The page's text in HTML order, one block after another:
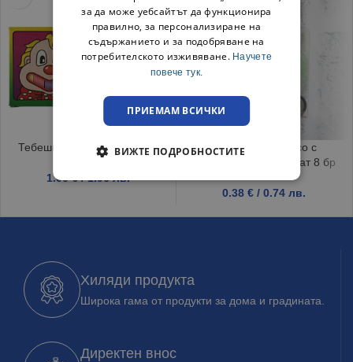
Тебешири 7 цвята Естрела
1.00€ / 1.96 лв.
Декоративно тиксо с
ленторезачка и брокат 8 бр
0.38 € / 0.74 лв.
Хиляди продукта
Широка гама от продукти за дома и градината.
Директен внос
за да може уебсайтът да функционира
правилно, за персонализиране на
съдържанието и за подобряване на
потребителското изживяване. Научете
повече тук.
ПРИЕМАМ ВСИЧКИ
ВИЖТЕ ПОДРОБНОСТИТЕ